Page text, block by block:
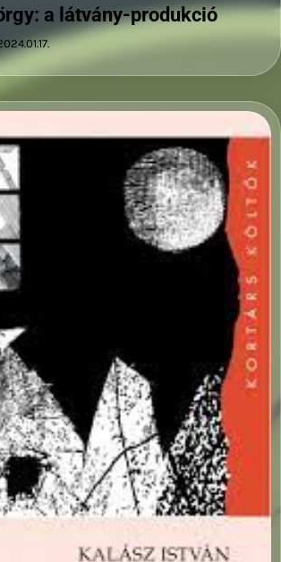
a látvány-produkció